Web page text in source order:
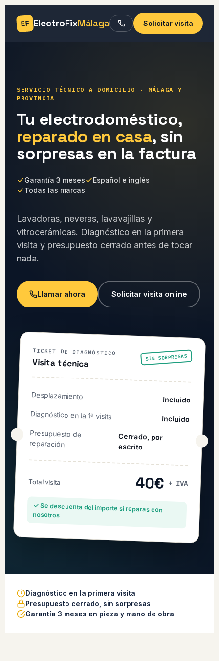
EF ElectroFixMálaga Solicitar visita
SERVICIO TÉCNICO A DOMICILIO · MÁLAGA Y
PROVINCIA
Tu electrodoméstico,
reparado en casa, sin
sorpresas en la factura
Garantía 3 meses
Español e inglés
Todas las marcas
Lavadoras, neveras, lavavajillas y
vitrocerámicas. Diagnóstico en la primera
visita y presupuesto cerrado antes de tocar
nada.
Llamar ahora Solicitar visita online
TICKET DE DIAGNÓSTICO
Visita técnica SIN SORPRESAS
Desplazamiento Incluido
Diagnóstico en la 1ª visita Incluido
Presupuesto de
reparación
Cerrado, por
escrito
Total visita 40€ + IVA
✓ Se descuenta del importe si reparas con
nosotros
Diagnóstico en la primera visita
Presupuesto cerrado, sin sorpresas
Garantía 3 meses en pieza y mano de obra